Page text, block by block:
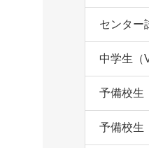
センター
中学生（
予備校生
予備校生